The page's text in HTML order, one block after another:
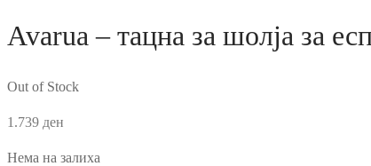
Avarua – тацна за шолја за
Out of Stock
1.739 ден
Нема на залиха